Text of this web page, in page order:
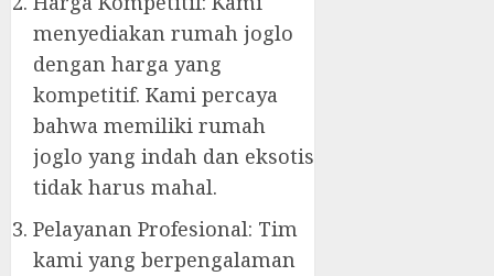
menyediakan rumah joglo
dengan harga yang
kompetitif. Kami percaya
bahwa memiliki rumah
joglo yang indah dan eksotis
tidak harus mahal.
Pelayanan Profesional: Tim
kami yang berpengalaman